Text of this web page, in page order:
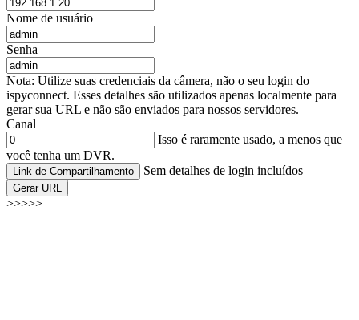
Nome de usuário
Senha
Nota: Utilize suas credenciais da câmera, não o seu login do
ispyconnect. Esses detalhes são utilizados apenas localmente para
gerar sua URL e não são enviados para nossos servidores.
Canal
Isso é raramente usado, a menos que
você tenha um DVR.
Link de Compartilhamento Sem detalhes de login incluídos
Gerar URL
>>>>>